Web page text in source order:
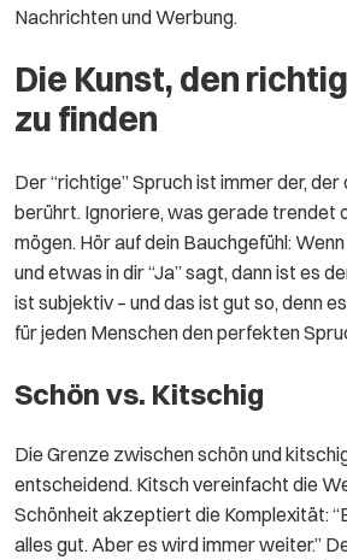
Nachrichten und Werbung.
Die Kunst, den
zu finden
Der “richtige” Spruch ist immer der,
berührt. Ignoriere, was gerade trendet
mögen. Hör auf dein Bauchgefühl:
und etwas in dir “Ja” sagt, dann ist es
ist subjektiv – und das ist gut so, denn
für jeden Menschen den perfekten
Schön vs. Kitschig
Die Grenze zwischen schön und
entscheidend. Kitsch vereinfacht die
Schönheit akzeptiert die Komplexität:
alles gut. Aber es wird immer weiter.”